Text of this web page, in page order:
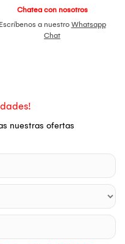
Chatea con nosotros
Escríbenos a nuestro Whatsapp
Chat
nuestras ofertas